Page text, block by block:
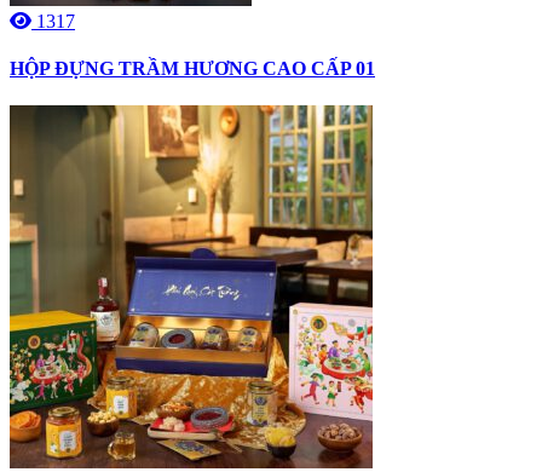
1317
HỘP ĐỰNG TRẦM HƯƠNG CAO CẤP 01